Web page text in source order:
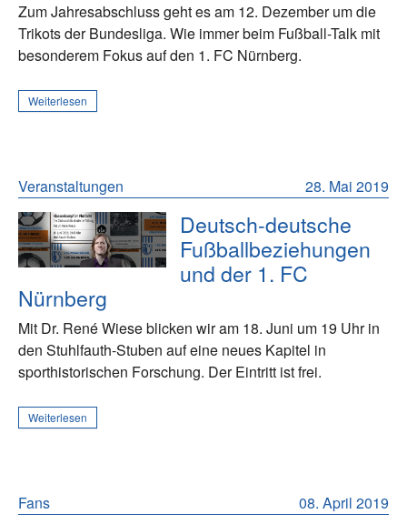
Zum Jahresabschluss geht es am 12. Dezember um die
Trikots der Bundesliga. Wie immer beim Fußball-Talk mit
besonderem Fokus auf den 1. FC Nürnberg.
Weiterlesen
28. Mai 2019
Veranstaltungen
Deutsch-deutsche
Fußballbeziehungen
und der 1. FC
Nürnberg
Mit Dr. René Wiese blicken wir am 18. Juni um 19 Uhr in
den Stuhlfauth-Stuben auf eine neues Kapitel in
sporthistorischen Forschung. Der Eintritt ist frei.
Weiterlesen
08. April 2019
Fans